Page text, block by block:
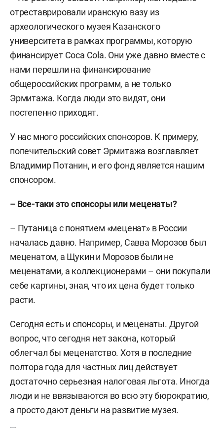
отреставрировали иранскую вазу из
археологического музея Казанского
университета в рамках программы, которую
финансирует Coca Cola. Они уже давно вместе с
нами перешли на финансирование
общероссийских программ, а не только
Эрмитажа. Когда люди это видят, они
постепенно приходят.
У нас много российских спонсоров. К примеру,
попечительский совет Эрмитажа возглавляет
Владимир Потанин, и его фонд является нашим
спонсором.
– Все-таки это спонсоры или меценаты?
– Путаница с понятием «меценат» в России
началась давно. Например, Савва Морозов был
меценатом, а Щукин и Морозов были не
меценатами, а коллекционерами – они покупали
себе картины, зная, что их цена будет только
расти.
Сегодня есть и спонсоры, и меценаты. Другой
вопрос, что сегодня нет закона, который
облегчал бы меценатство. Хотя в последние
полтора года для частных лиц действует
достаточно серьезная налоговая льгота. Иногда
люди и не ввязываются во всю эту бюрократию,
а просто дают деньги на развитие музея.